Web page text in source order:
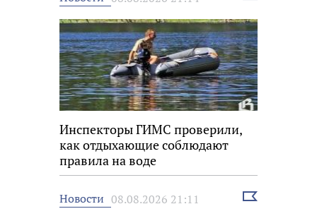
Инспекторы ГИМС проверили,
как отдыхающие соблюдают
правила на воде
Новости 08.08.2026 21:11
Выбрать